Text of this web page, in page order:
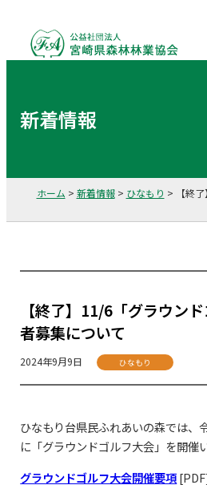
新着情報
ホーム > 新着情報> ひなもり >
【終
【終了】11/6「グラウン
者募集について
2024年9月9日 ひなもり
ひなもり台県民ふれあいの森では、
に「グラウンドゴルフ大会」を開催
グラウンドゴルフ大会開催要項